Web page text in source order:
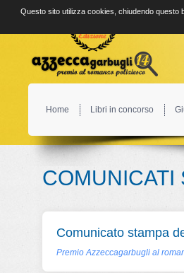
Home Libri in concorso
COMUNICATI
Comunicato stampa
Premio Azzeccagarbugli al
Questo sito utilizza cookies, chiudendo questo